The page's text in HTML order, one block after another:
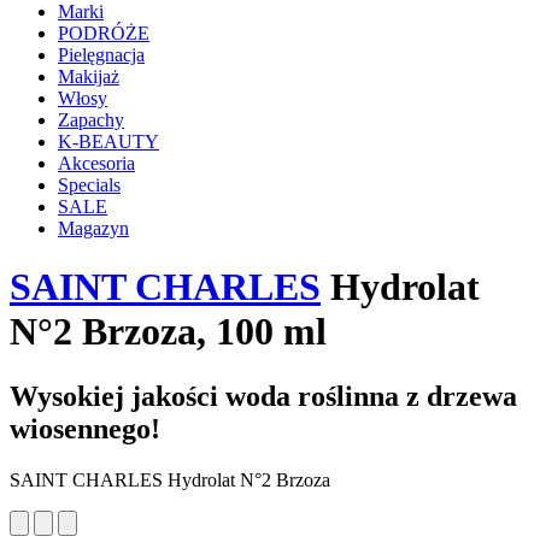
Marki
PODRÓŻE
Pielęgnacja
Makijaż
Włosy
Zapachy
K-BEAUTY
Akcesoria
Specials
SALE
Magazyn
SAINT CHARLES Hydrolat
N°2 Brzoza, 100 ml
Wysokiej jakości woda roślinna z drzewa
wiosennego!
SAINT CHARLES Hydrolat N°2 Brzoza